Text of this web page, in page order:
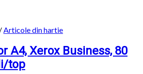
/Articole din hartie
A4, Xerox Business, 80
top